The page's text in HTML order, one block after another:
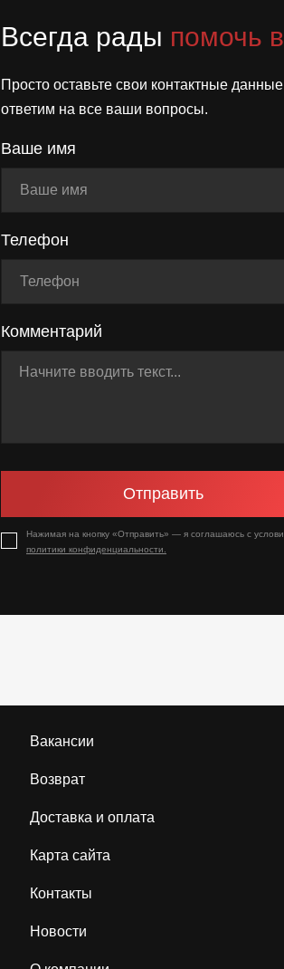
Всегда рады помочь
Просто оставьте свои контактные
ответим на все ваши вопросы.
Ваше имя
Телефон
Комментарий
Отправить
Нажимая на кнопку «Отправить» — я соглашаюсь с
политики конфиденциальности.
Вакансии
Возврат
Доставка и оплата
Карта сайта
Контакты
Новости